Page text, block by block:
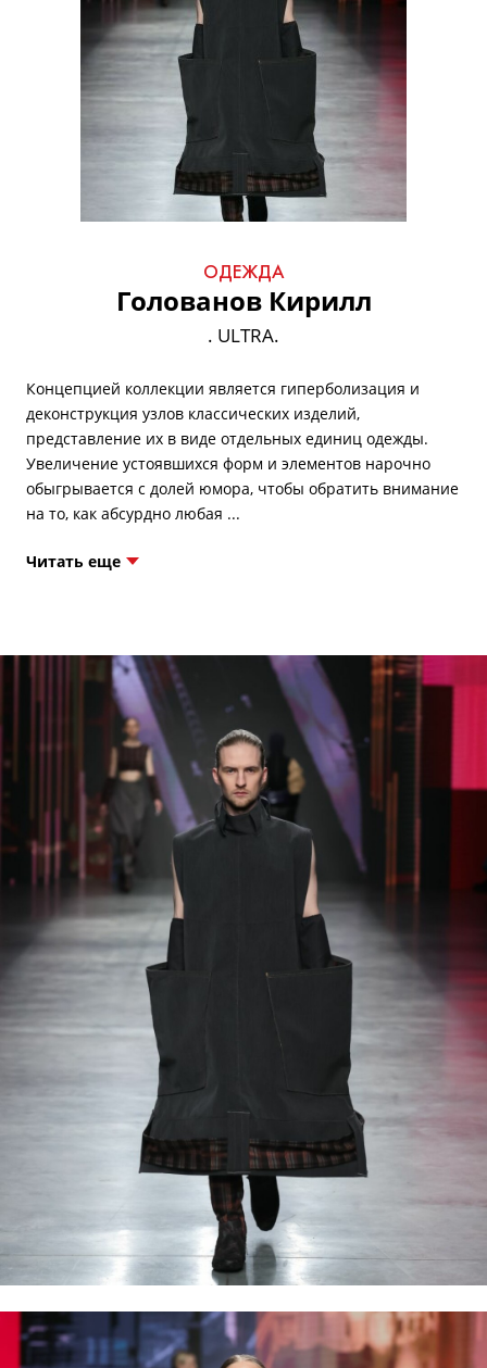
ОДЕЖДА
Голованов Кирилл
. ULTRA.
Концепцией коллекции является гиперболизация и
деконструкция узлов классических изделий,
представление их в виде отдельных единиц одежды.
Увеличение устоявшихся форм и элементов нарочно
обыгрывается с долей юмора, чтобы обратить внимание
Читать еще